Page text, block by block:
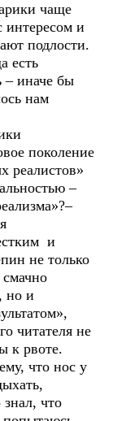
чаще
и
подлости.
есть
– иначе бы
нам
поколение
реалистов»
–
и
не только
но и
читателя не
к рвоте.
что нос у
что